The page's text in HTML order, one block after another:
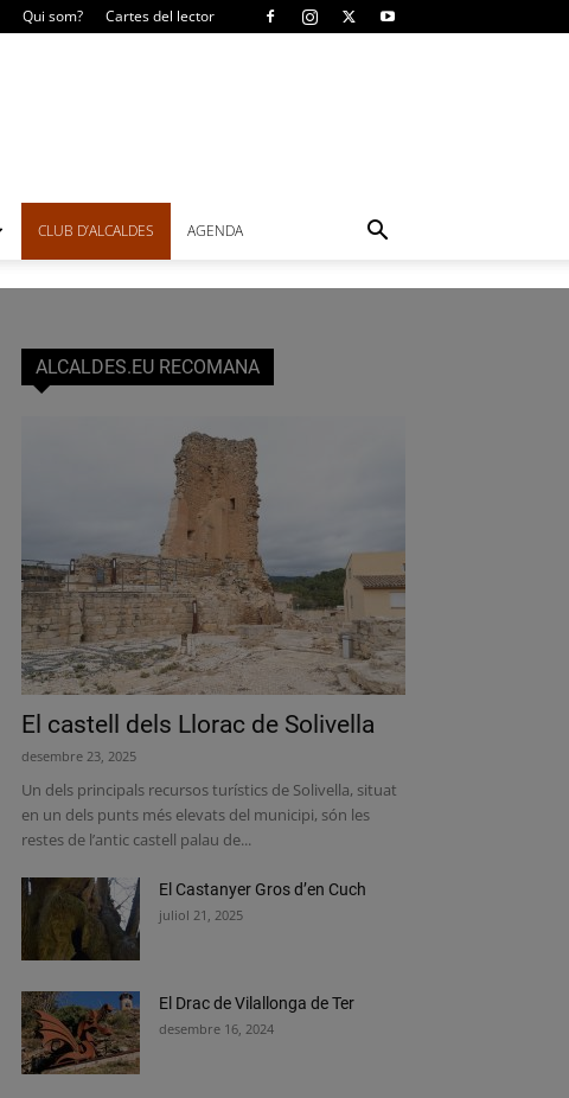
Qui som? Cartes del lector
CLUB D’ALCALDES AGENDA
ALCALDES.EU RECOMANA
El castell dels Llorac de Solivella
desembre 23, 2025
Un dels principals recursos turístics de Solivella, situat
en un dels punts més elevats del municipi, són les
restes de l’antic castell palau de...
El Castanyer Gros d’en Cuch
juliol 21, 2025
El Drac de Vilallonga de Ter
desembre 16, 2024